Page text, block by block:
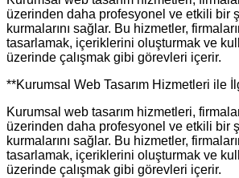
üzerinden daha profesyonel ve etkili bir
kurmalarını sağlar. Bu hizmetler,
tasarlamak, içeriklerini oluşturmak ve
üzerinde çalışmak gibi görevleri içerir.
**Kurumsal Web Tasarım Hizmetleri ile
Kurumsal web tasarım hizmetleri,
üzerinden daha profesyonel ve etkili bir
kurmalarını sağlar. Bu hizmetler,
tasarlamak, içeriklerini oluşturmak ve
üzerinde çalışmak gibi görevleri içerir.